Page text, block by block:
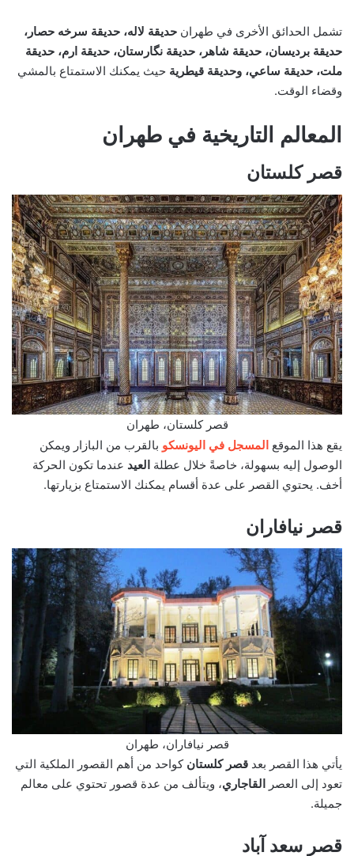
تشمل الحدائق الأخرى في طهران حديقة لاله، حديقة سرخه حصار،
حديقة برديسان، حديقة شاهر، حديقة نگارستان، حديقة ارم، حديقة
ملت، حديقة ساعي، وحديقة قيطرية حيث يمكنك الاستمتاع بالمشي
وقضاء الوقت.
المعالم التاريخية في طهران
قصر كلستان
قصر كلستان، طهران
يقع هذا الموقع المسجل في اليونسكو بالقرب من البازار ويمكن
الوصول إليه بسهولة، خاصةً خلال عطلة العيد عندما تكون الحركة
أخف. يحتوي القصر على عدة أقسام يمكنك الاستمتاع بزيارتها.
قصر نيافاران
قصر نيافاران، طهران
يأتي هذا القصر بعد قصر كلستان كواحد من أهم القصور الملكية التي
تعود إلى العصر القاجاري، ويتألف من عدة قصور تحتوي على معالم
جميلة.
قصر سعد آباد